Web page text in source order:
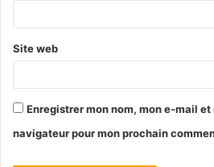
Site web
Enregistrer mon nom, mon e-mail et
navigateur pour mon prochain